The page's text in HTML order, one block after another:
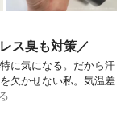
ス臭も対策／
に気になる。だから汗
欠かせない私。気温差